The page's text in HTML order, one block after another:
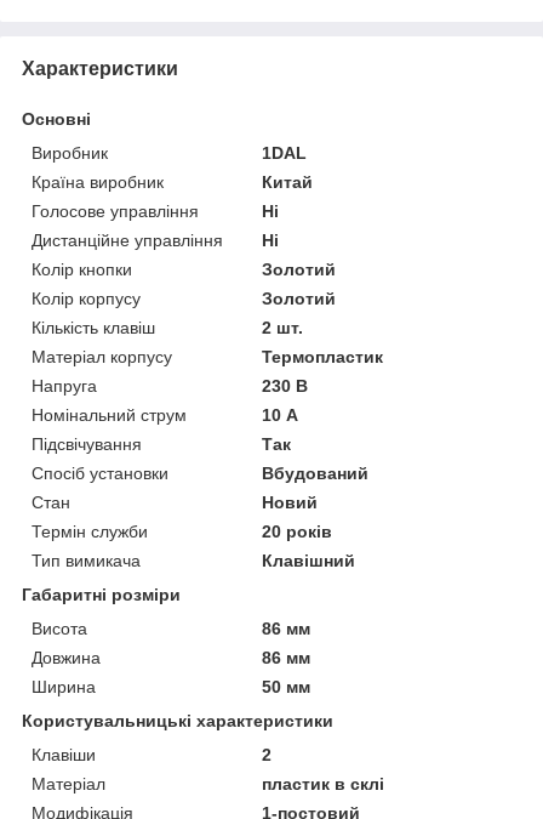
Характеристики
Основні
Виробник
1DAL
Країна виробник
Китай
Голосове управління
Ні
Дистанційне управління
Ні
Колір кнопки
Золотий
Колір корпусу
Золотий
Кількість клавіш
2 шт.
Матеріал корпусу
Термопластик
Напруга
230 В
Номінальний струм
10 А
Підсвічування
Так
Спосіб установки
Вбудований
Стан
Новий
Термін служби
20 років
Тип вимикача
Клавішний
Габаритні розміри
Висота
86 мм
Довжина
86 мм
Ширина
50 мм
Користувальницькі характеристики
Клавіши
2
Матеріал
пластик в склі
Модифікація
1-постовий